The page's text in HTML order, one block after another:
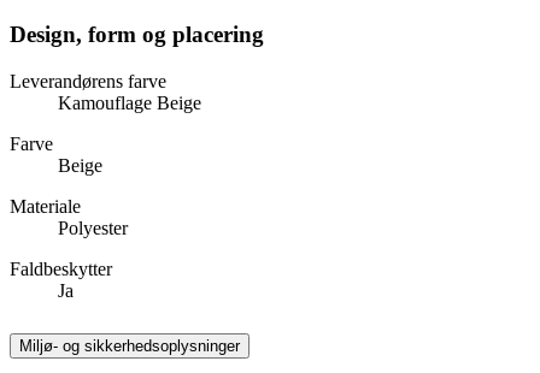
Design, form og placering
Leverandørens farve
Kamouflage Beige
Farve
Beige
Materiale
Polyester
Faldbeskytter
Ja
Miljø- og sikkerhedsoplysninger